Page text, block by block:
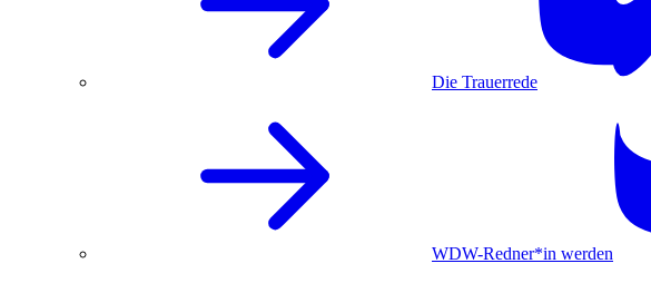
Die Trauerrede
WDW-Redner*in werden